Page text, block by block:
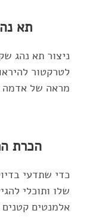
תא
ניצור תא נהג
לטרקטור
מראה של אדמה
הכרת
כדי שתדעי
שלו ותוכלי
אלמנטים קטנים